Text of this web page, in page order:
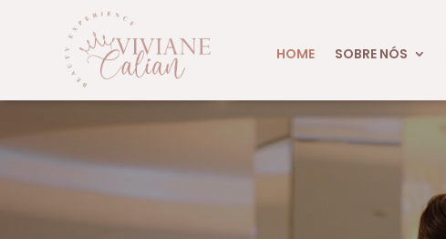
HOME SOBRE NÓS